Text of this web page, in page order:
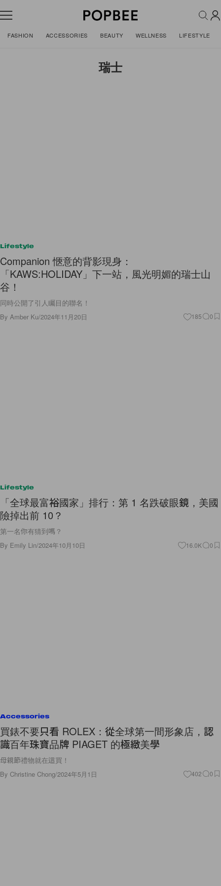
FASHION ACCESSORIES BEAUTY WELLNESS LIFESTYLE
瑞士
Lifestyle
Companion 愜意的背影現身：
「KAWS:HOLIDAY」下一站，風光明媚的瑞士山
谷！
同時公開了引人矚目的聯名！
By Amber Ku/2024年11月20日 185 0
Lifestyle
「全球最富裕國家」排行：第 1 名跌破眼鏡，美國
險掉出前 10？
第一名你有猜到嗎？
By Emily Lin/2024年10月10日 16.0K 0
Accessories
買錶不要只看 ROLEX：從全球第一間形象店，認
識百年珠寶品牌 PIAGET 的極緻美學
母親節禮物就在這買！
By Christine Chong/2024年5月1日 402 0